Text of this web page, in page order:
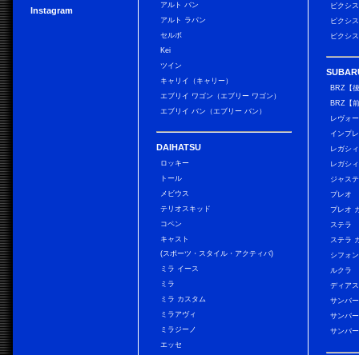
Instagram
アルト バン
アルト ラパン
セルボ
Kei
ツイン
キャリイ（キャリー）
エブリイ ワゴン（エブリー ワゴン）
エブリイ バン（エブリー バン）
DAIHATSU
ロッキー
トール
メビウス
テリオスキッド
コペン
キャスト
(スポーツ・スタイル・アクティバ)
ミラ イース
ミラ
ミラ カスタム
ミラアヴィ
ミラジーノ
エッセ
ピクシ
ピクシ
ピクシ
BRZ【
BRZ【
レヴォ
インプ
レガシ
レガシ
ジャス
プレオ
プレオ
ステラ
ステラ
シフォ
ルクラ
ディア
サンバ
サンバ
サンバ